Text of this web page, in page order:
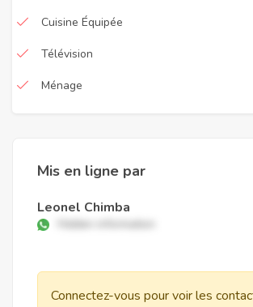
Cuisine Équipée
Télévision
Ménage
Mis en ligne par
Leonel Chimba
Connectez-vous pour voir les